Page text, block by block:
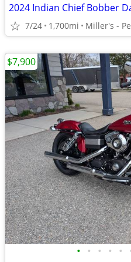
7/24 1,700mi Miller's -
• • • • •
$7,900